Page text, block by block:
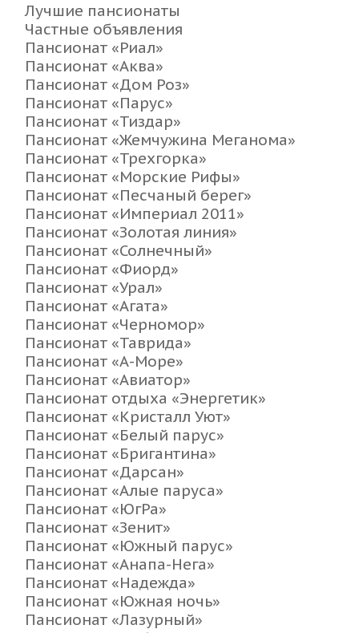
Лучшие пансионаты
Частные объявления
Пансионат «Риал»
Пансионат «Аква»
Пансионат «Дом Роз»
Пансионат «Парус»
Пансионат «Тиздар»
Пансионат «Жемчужина Меганома»
Пансионат «Трехгорка»
Пансионат «Морские Рифы»
Пансионат «Песчаный берег»
Пансионат «Империал 2011»
Пансионат «Золотая линия»
Пансионат «Солнечный»
Пансионат «Фиорд»
Пансионат «Урал»
Пансионат «Агата»
Пансионат «Черномор»
Пансионат «Таврида»
Пансионат «А-Море»
Пансионат «Авиатор»
Пансионат отдыха «Энергетик»
Пансионат «Кристалл Уют»
Пансионат «Белый парус»
Пансионат «Бригантина»
Пансионат «Дарсан»
Пансионат «Алые паруса»
Пансионат «ЮгРа»
Пансионат «Зенит»
Пансионат «Южный парус»
Пансионат «Анапа-Нега»
Пансионат «Надежда»
Пансионат «Южная ночь»
Пансионат «Лазурный»